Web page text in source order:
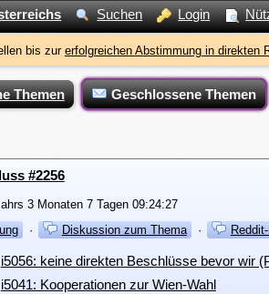
Suchen Login
bis zurerfolgreichen Abstimmung in direkten
Themen Geschlossene Themen
#2256
3 Monaten 7 Tagen 09:24:27
· Diskussion zum Thema ·
i5056: keine direkten Beschlüsse bevor wir
i5041: Kooperationen zur Wien-Wahl